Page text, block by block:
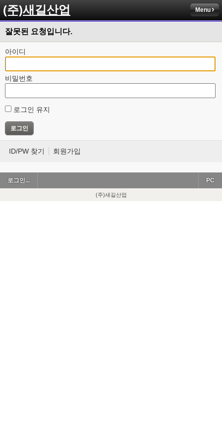
(주)새길산업 Menu
잘못된 요청입니다.
아이디
비밀번호
로그인 유지
ID/PW 찾기 회원가입
로그인... PC
(주)새길산업